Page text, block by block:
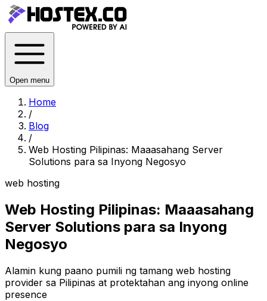
Open menu
Home
/
Blog
/
Web Hosting Pilipinas: Maaasahang Server
Solutions para sa Inyong Negosyo
web hosting
Web Hosting Pilipinas: Maaasahang
Server Solutions para sa Inyong
Negosyo
Alamin kung paano pumili ng tamang web hosting
provider sa Pilipinas at protektahan ang inyong online
presence